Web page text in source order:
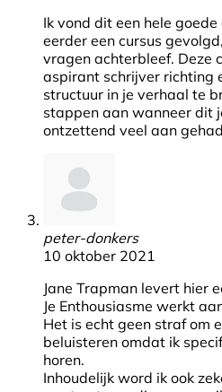
Ik vond dit een hele
eerder een cursus
vragen achterbleef. Deze
aspirant schrijver richting
structuur in je verhaal te
stappen aan wanneer dit
ontzettend veel aan
peter-donkers
10 oktober 2021
Jane Trapman levert hier
Je Enthousiasme werkt
Het is echt geen straf om
beluisteren omdat ik
horen.
Inhoudelijk word ik ook